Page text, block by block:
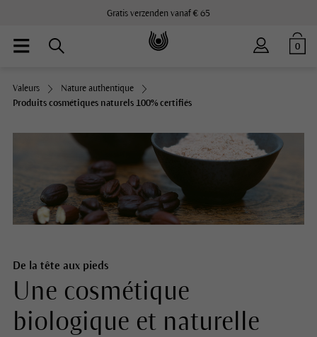
Gratis verzenden vanaf € 65
0
Valeurs
Nature authentique
Produits cosmétiques naturels 100% certifiés
De la tête aux pieds
Une cosmétique
biologique et naturelle